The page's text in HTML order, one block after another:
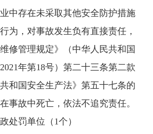
中存在未采取其他安全防护措施
为，对事故发生负有直接责任，
修管理规定》（中华人民共和国
年第18号）第二十三条第二款
和国安全生产法》第五十七条的
事故中死亡，依法不追究责任。
罚单位（1个）